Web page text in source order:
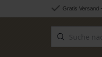
Zum Inhalt springenGratis Versand